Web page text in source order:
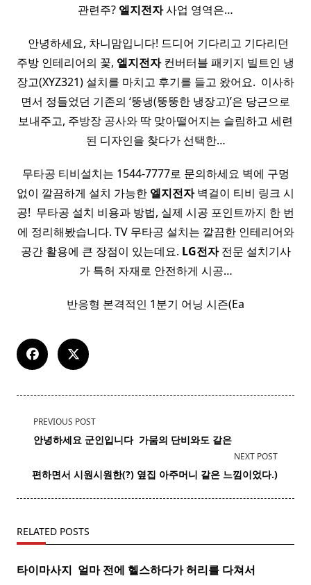
관련주? 엘지전자사업 영역은…
​ ​ ​안녕하세요, 차니맘입니다! 드디어 기다리고 기다리던
주방 인테리어의 꽃, 엘지전자컨버터블 패키지 빌트인 냉
장고(XYZ321) 설치를 마치고 후기를 들고 왔어요. ​ ​이사하
면서 정들었던 기존의 ‘뚱냉(뚱뚱한 냉장고)’은 당근으로
보내주고, 주방장 공사와 딱 맞아떨어지는 슬림하고 세련
된 디자인을 찾다가 선택한…
무타공 티비설치는 1544-7777로 문의하세요 벽에 구멍
없이 깔끔하게 설치 가능한 엘지전자벽걸이 티비 링크 시
공! ​ 무타공 설치 비용과 방법, 실제 시공 포인트까지 한 번
에 정리해봤습니다. TV 무타공 설치는 깔끔한 인테리어와
공간 활용에 큰 장점이 있는데요. LG전자전문 설치기사
가 특허 자재로 안전하게 시공…
반응형 본격적인 1분기 어닝 시즌(Ea
<span
class="nav-
screen-
text">Page</span>
PREVIOUS POST
안녕하세요 군인입니다 ​ 가뭄의 단비와도 같은
NEXT POST
편하면서 시원시원한(?) 옆집 아주머니 같은 느낌이었다.)
RELATED POSTS
타이마사지 ​ 얼마 전에 헬스하다가 허리를 다쳐서